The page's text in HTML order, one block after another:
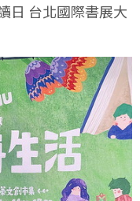
日 台北國際書展大